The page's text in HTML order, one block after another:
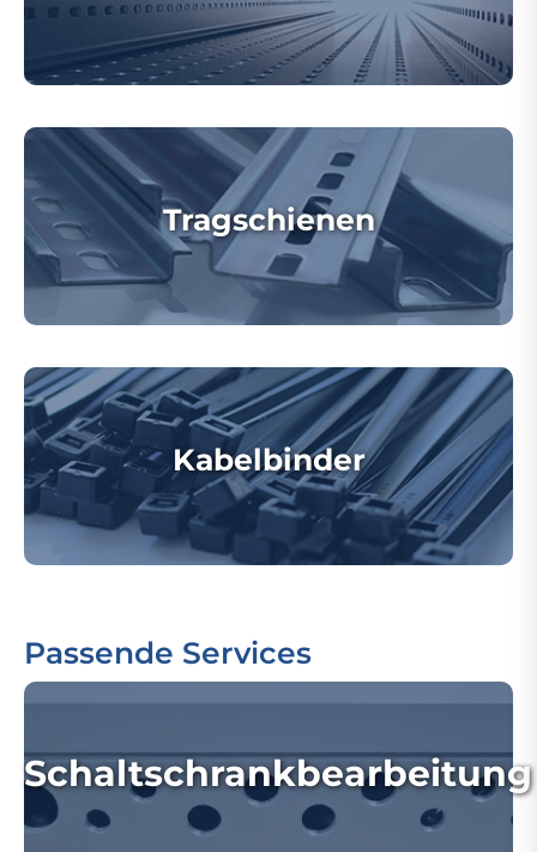
Tragschienen
Kabelbinder
Passende Services
Schaltschrankbearbeitung